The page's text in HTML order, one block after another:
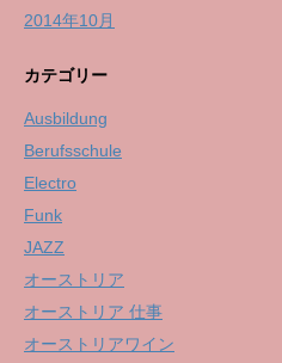
2014年10月
カテゴリー
Ausbildung
Berufsschule
Electro
Funk
JAZZ
オーストリア
オーストリア 仕事
オーストリアワイン